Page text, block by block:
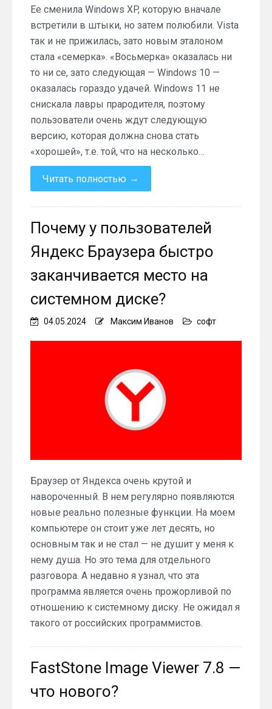
Ее сменила Windows XP, которую вначале
встретили в штыки, но затем полюбили. Vista
так и не прижилась, зато новым эталоном
стала «семерка». «Восьмерка» оказалась ни
то ни се, зато следующая — Windows 10 —
оказалась гораздо удачей. Windows 11 не
снискала лавры прародителя, поэтому
пользователи очень ждут следующую
версию, которая должна снова стать
«хорошей», т.е. той, что на несколько…
Читать полностью →
Почему у пользователей
Яндекс Браузера быстро
заканчивается место на
системном диске?
04.05.2024 Максим Иванов софт
Браузер от Яндекса очень крутой и
навороченный. В нем регулярно появляются
новые реально полезные функции. На моем
компьютере он стоит уже лет десять, но
основным так и не стал — не душит у меня к
нему душа. Но это тема для отдельного
разговора. А недавно я узнал, что эта
программа является очень прожорливой по
отношению к системному диску. Не ожидал я
такого от российских программистов.
FastStone Image Viewer 7.8 —
что нового?